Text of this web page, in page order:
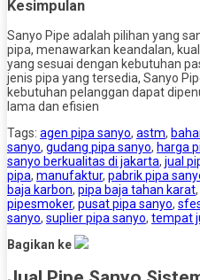
Kesimpulan
Sanyo Pipe adalah pilihan yang
pipa, menawarkan keandalan,
yang sesuai dengan kebutuhan
jenis pipa yang tersedia, Sanyo
kebutuhan pelanggan dapat
lama dan efisien
Tags: agen pipa sanyo, astm,
sanyo, gudang pipa sanyo, harga
sanyo berkualitas di jakarta, jual
pipa, manufaktur, pabrik pipa
baja karbon, pipa baja tahan karat,
pipesmoker, pusat pipa sanyo,
sanyo, suplier pipa sanyo, tempat
Bagikan ke